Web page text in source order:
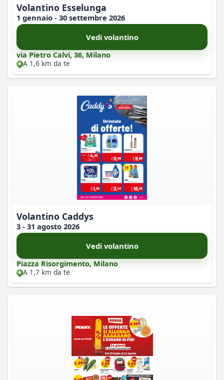
Volantino Esselunga
1 gennaio - 30 settembre 2026
Vedi volantino
via Pietro Calvi, 36, Milano
A 1,6 km da te
Volantino Caddys
3 - 31 agosto 2026
Vedi volantino
Piazza Risorgimento, Milano
A 1,7 km da te